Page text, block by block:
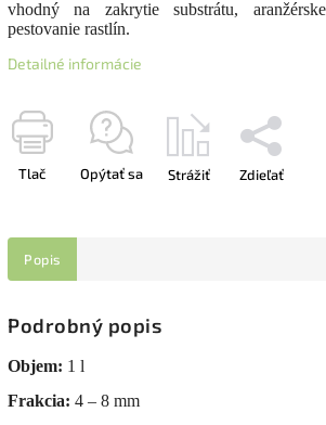
vhodný na zakrytie substrátu,
pestovanie rastlín.
Detailné informácie
Tlač Opýtať sa Strážiť Zdieľať
Popis
Podrobný popis
Objem: 1 l
Frakcia: 4 – 8 mm